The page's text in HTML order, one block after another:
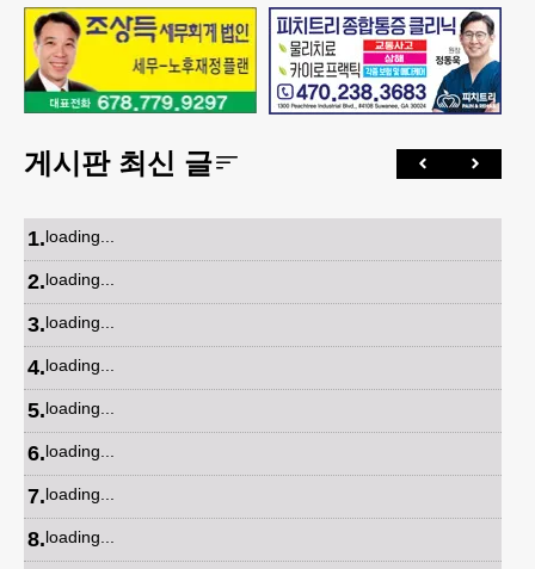
게시판 최신 글
1.loading...
2.loading...
3.loading...
4.loading...
5.loading...
6.loading...
7.loading...
8.loading...